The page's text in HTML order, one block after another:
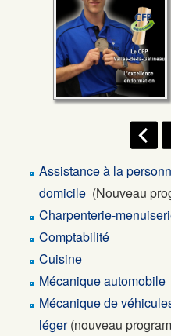
Facebook
Assistance à la
domicile (Nouveau
Charpenterie-
Comptabilité
Cuisine
Mécanique automobile
Mécanique de
léger(nouveau